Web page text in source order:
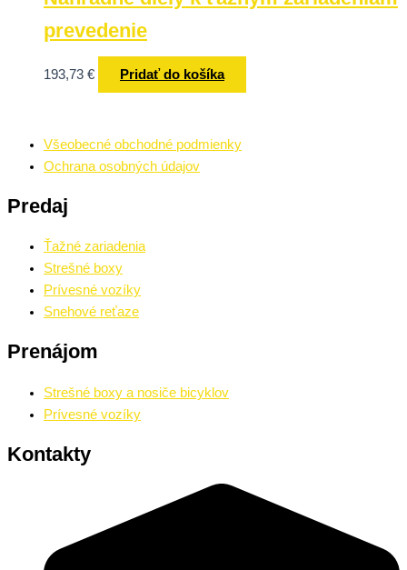
prevedenie
193,73 € Pridať do košíka
Všeobecné obchodné podmienky
Ochrana osobných údajov
Predaj
Ťažné zariadenia
Strešné boxy
Prívesné vozíky
Snehové reťaze
Prenájom
Strešné boxy a nosiče bicyklov
Prívesné vozíky
Kontakty